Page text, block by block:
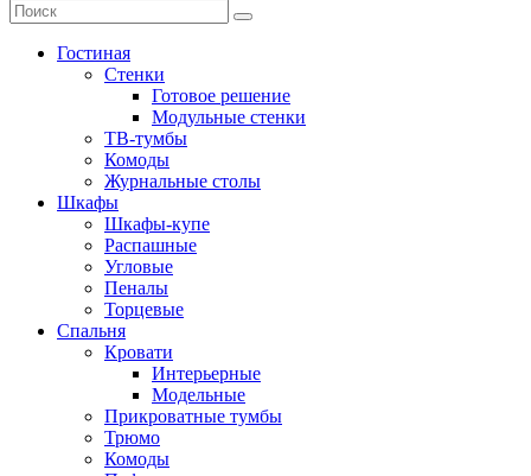
Гостиная
Стенки
Готовое решение
Модульные стенки
ТВ-тумбы
Комоды
Журнальные столы
Шкафы
Шкафы-купе
Распашные
Угловые
Пеналы
Торцевые
Спальня
Кровати
Интерьерные
Модельные
Прикроватные тумбы
Трюмо
Комоды